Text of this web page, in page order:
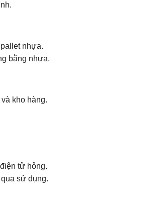
nhựa.
bằng nhựa.
kho hàng.
tử hỏng.
sử dụng.